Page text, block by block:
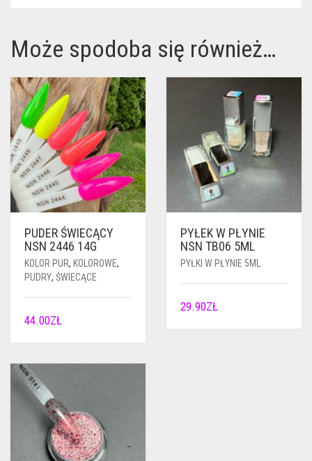
Może spodoba się również…
PUDER ŚWIECĄCY
NSN 2446 14G
KOLOR PUR, KOLOROWE,
PUDRY, ŚWIECĄCE
44.00ZŁ
PYŁEK W PŁYNIE
NSN TB06 5ML
PYŁKI W PŁYNIE 5ML
29.90ZŁ